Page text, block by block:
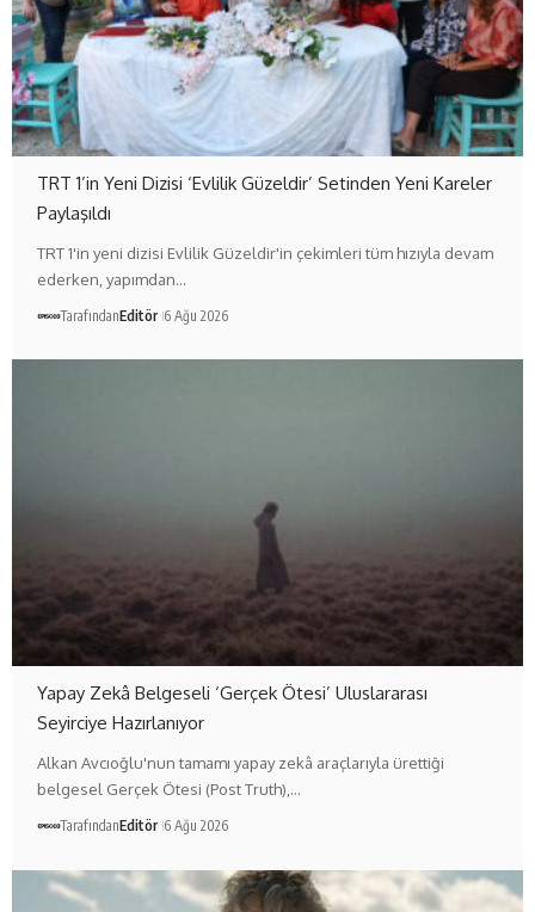
TRT 1’in Yeni Dizisi ‘Evlilik Güzeldir’ Setinden Yeni Kareler
Paylaşıldı
TRT 1'in yeni dizisi Evlilik Güzeldir'in çekimleri tüm hızıyla devam
ederken, yapımdan…
TarafındanEditör 6 Ağu 2026
Yapay Zekâ Belgeseli ‘Gerçek Ötesi’ Uluslararası
Seyirciye Hazırlanıyor
Alkan Avcıoğlu'nun tamamı yapay zekâ araçlarıyla ürettiği
belgesel Gerçek Ötesi (Post Truth),…
TarafındanEditör 6 Ağu 2026